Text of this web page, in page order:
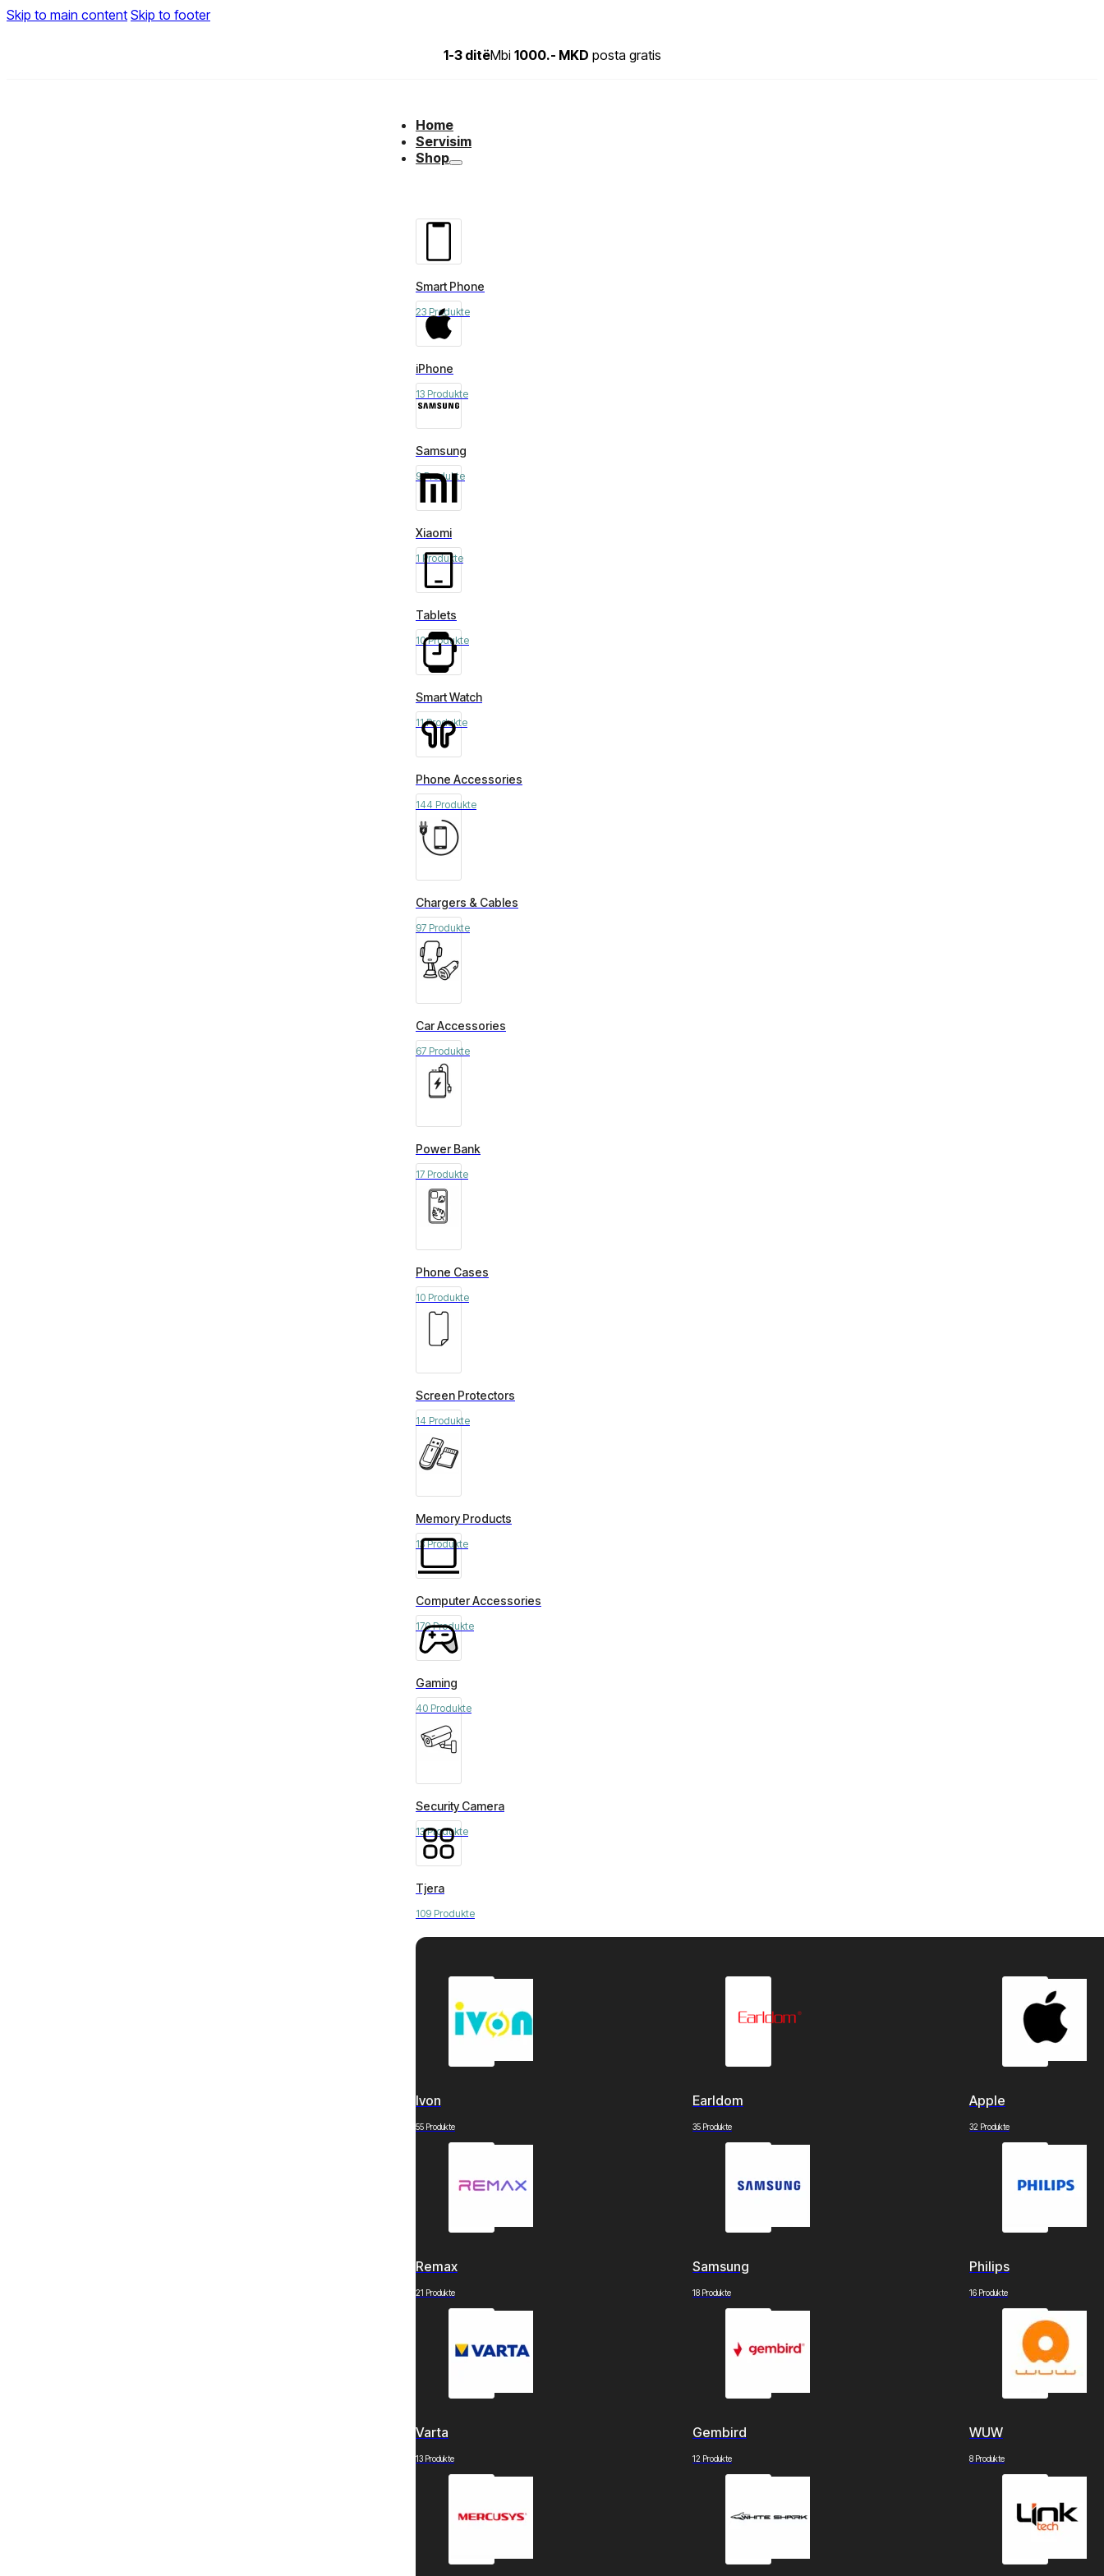
Skip to main content Skip to footer
1-3 ditëMbi 1000.- MKD posta gratis
Home
Servisim
Shop
Smart Phone
23 Produkte
iPhone
13 Produkte
Samsung
9 Produkte
Xiaomi
1 Produkte
Tablets
10 Produkte
Smart Watch
11 Produkte
Phone Accessories
144 Produkte
Chargers & Cables
97 Produkte
Car Accessories
67 Produkte
Power Bank
17 Produkte
Phone Cases
10 Produkte
Screen Protectors
14 Produkte
Memory Products
13 Produkte
Computer Accessories
170 Produkte
Gaming
40 Produkte
Security Camera
13 Produkte
Tjera
109 Produkte
Ivon
55 Produkte
Earldom
35 Produkte
Apple
32 Produkte
Remax
21 Produkte
Samsung
18 Produkte
Philips
16 Produkte
Varta
13 Produkte
Gembird
12 Produkte
WUW
8 Produkte